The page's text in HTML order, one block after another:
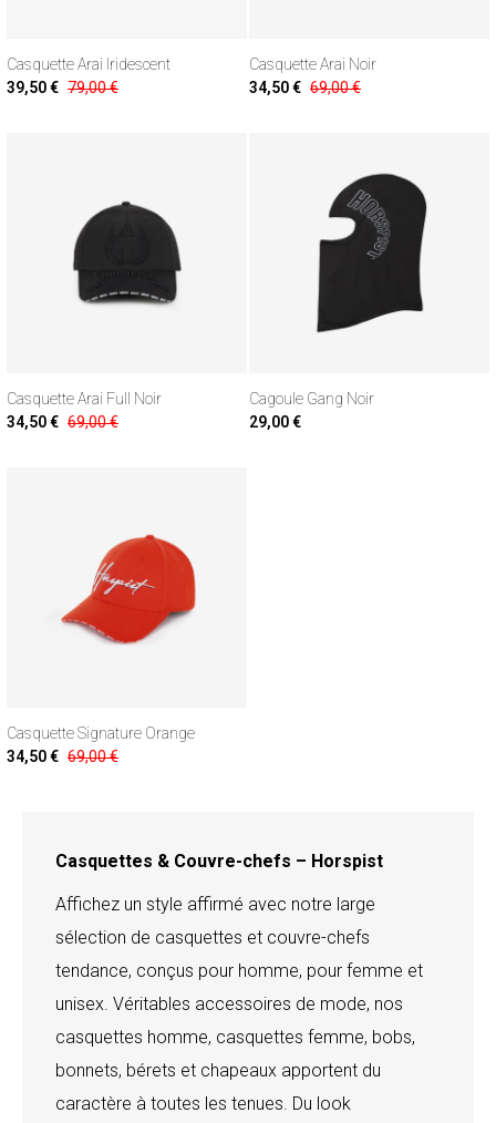
Casquette Arai Iridescent
39,50 € 79,00 €
Casquette Arai Noir
34,50 € 69,00 €
Casquette Arai Full Noir
34,50 € 69,00 €
Cagoule Gang Noir
29,00 €
Casquette Signature Orange
34,50 € 69,00 €
Casquettes & Couvre-chefs – Horspist
Affichez un style affirmé avec notre large
sélection de casquettes et couvre-chefs
tendance, conçus pour homme, pour femme et
unisex. Véritables accessoires de mode, nos
casquettes homme, casquettes femme, bobs,
bonnets, bérets et chapeaux apportent du
caractère à toutes les tenues. Du look